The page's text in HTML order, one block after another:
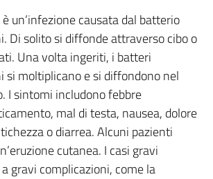
un’infezione causata dal batterio
Di solito si diffonde attraverso cibo o
Una volta ingeriti, i batteri
si moltiplicano e si diffondono nel
I sintomi includono febbre
mal di testa, nausea, dolore
o diarrea. Alcuni pazienti
cutanea. I casi gravi
gravi complicazioni, come la